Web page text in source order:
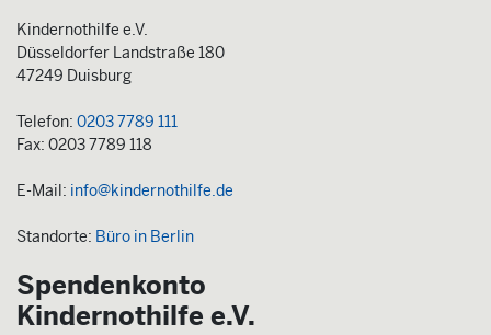
Kindernothilfe e.V.
Düsseldorfer Landstraße 180
47249 Duisburg
Telefon: 0203 7789 111
Fax: 0203 7789 118
E-Mail: info@kindernothilfe.de
Standorte: Büro in Berlin
Spendenkonto
Kindernothilfe e.V.